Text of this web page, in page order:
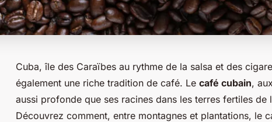
Cuba, île des Caraïbes au rythme de la salsa et des
également une riche tradition de café. Le café cubain,
aussi profonde que ses racines dans les terres fertiles
Découvrez comment, entre montagnes et plantations, le